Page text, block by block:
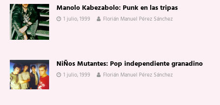
Manolo Kabezabolo: Punk en las tripas
1 julio, 1999 Florián Manuel Pérez Sánchez
NiÑos Mutantes: Pop independiente granadino
1 julio, 1999 Florián Manuel Pérez Sánchez